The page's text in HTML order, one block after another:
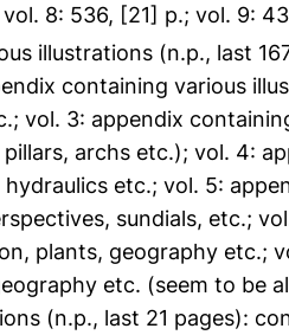
8: 536, [21] p.; vol. 9:
illustrations (n.p., last
containing various
vol. 3: appendix
archs etc.); vol. 4:
etc.; vol. 5:
sundials, etc.;
plants, geography etc.;
etc. (seem to be
(n.p., last 21 pages):